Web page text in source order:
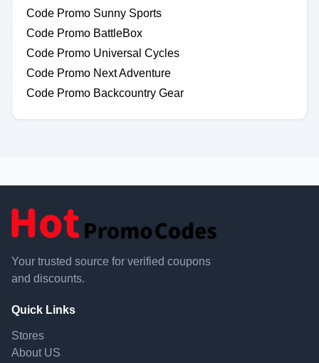
Code Promo Sunny Sports
Code Promo BattleBox
Code Promo Universal Cycles
Code Promo Next Adventure
Code Promo Backcountry Gear
Your trusted source for verified coupons
and discounts.
Quick Links
Stores
About US